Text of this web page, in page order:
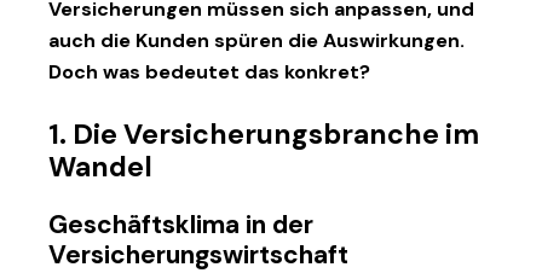
Versicherungen müssen sich anpassen, und
auch die Kunden spüren die Auswirkungen.
Doch was bedeutet das konkret?
1. Die Versicherungsbranche im
Wandel
Geschäftsklima in der
Versicherungswirtschaft